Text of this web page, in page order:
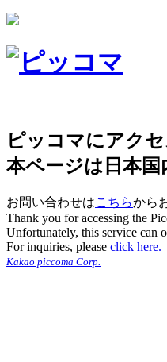
ピッコマにアク
本ページは日本国
お問い合わせはこちらから
Thank you for accessing the
Unfortunately, this service can
For inquiries, please click here.
Kakao piccoma Corp.